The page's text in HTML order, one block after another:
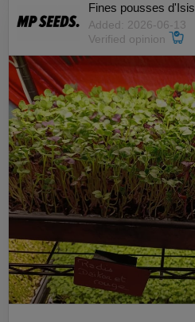
Fines pousses d'Isis
Added: 2026-06-13
Verified opinion